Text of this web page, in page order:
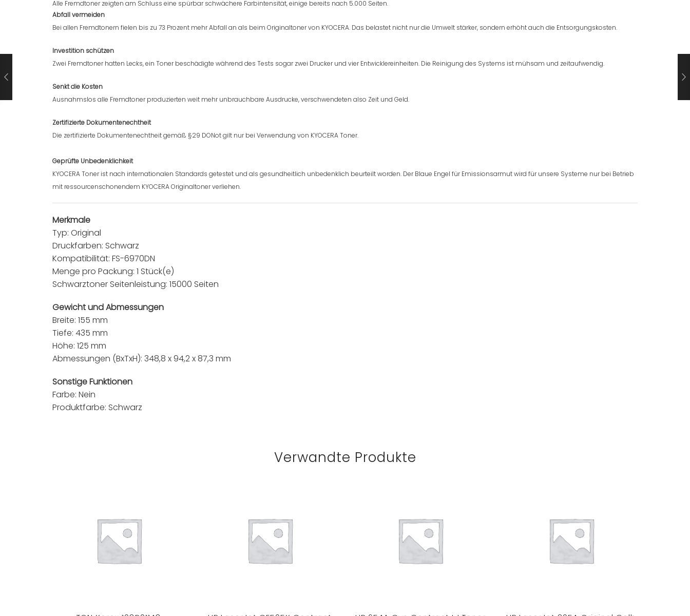
Alle Fremdtoner zeigten am Schluss eine spürbar schwächere Farbintensität, einige bereits nach 5.000 Seiten.
Abfall vermeiden
Bei allen Fremdtonern fielen bis zu 73 Prozent mehr Abfall an als beim Originaltoner von KYOCERA. Das belastet nicht nur die Umwelt stärker, sondern erhöht auch die Entsorgungskosten.
Investition schützen
Zwei Fremdtoner hatten Lecks, ein Toner beschädigte während des Tests sogar zwei Drucker und vier Entwicklereinheiten. Die Reinigung des Systems ist mühsam und zeitaufwendig.
Senkt die Kosten
Ausnahmslos alle Fremdtoner produzierten weit mehr unbrauchbare Ausdrucke, verschwendeten also Zeit und Geld.
Zertifizierte Dokumentenechtheit
Die zertifizierte Dokumentenechtheit gemäß §29 DONot gilt nur bei Verwendung von KYOCERA Toner.
Geprüfte Unbedenklichkeit
KYOCERA Toner ist nach internationalen Standards getestet und als gesundheitlich unbedenklich beurteilt worden. Der Blaue Engel für Emissionsarmut wird für unsere Systeme nur bei Betrieb
mit ressourcenschonendem KYOCERA Originaltoner verliehen.
Merkmale
Typ: Original
Druckfarben: Schwarz
Kompatibilität: FS-6970DN
Menge pro Packung: 1 Stück(e)
Schwarztoner Seitenleistung: 15000 Seiten
Gewicht und Abmessungen
Breite: 155 mm
Tiefe: 435 mm
Höhe: 125 mm
Abmessungen (BxTxH): 348,8 x 94,2 x 87,3 mm
Sonstige Funktionen
Farbe: Nein
Produktfarbe: Schwarz
Verwandte Produkte